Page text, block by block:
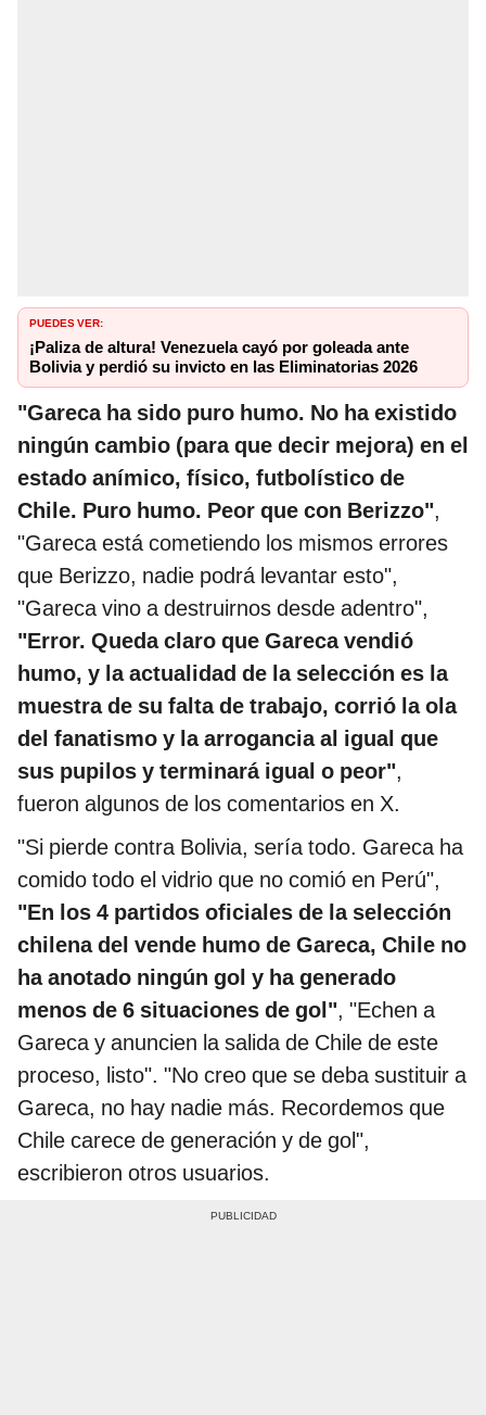
PUEDES VER:
¡Paliza de altura! Venezuela cayó por goleada ante
Bolivia y perdió su invicto en las Eliminatorias 2026
"Gareca ha sido puro humo. No ha existido
ningún cambio (para que decir mejora) en el
estado anímico, físico, futbolístico de
Chile. Puro humo. Peor que con Berizzo",
"Gareca está cometiendo los mismos errores
que Berizzo, nadie podrá levantar esto",
"Gareca vino a destruirnos desde adentro",
"Error. Queda claro que Gareca vendió
humo, y la actualidad de la selección es la
muestra de su falta de trabajo, corrió la ola
del fanatismo y la arrogancia al igual que
sus pupilos y terminará igual o peor",
fueron algunos de los comentarios en X.
"Si pierde contra Bolivia, sería todo. Gareca ha
comido todo el vidrio que no comió en Perú",
"En los 4 partidos oficiales de la selección
chilena del vende humo de Gareca, Chile no
ha anotado ningún gol y ha generado
menos de 6 situaciones de gol", "Echen a
Gareca y anuncien la salida de Chile de este
proceso, listo". "No creo que se deba sustituir a
Gareca, no hay nadie más. Recordemos que
Chile carece de generación y de gol",
escribieron otros usuarios.